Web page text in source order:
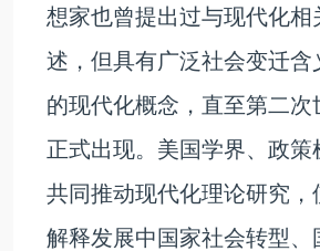
想家也曾提出过与现代化相
述，但具有广泛社会变迁含
的现代化概念，直至第二次
正式出现。美国学界、政策
共同推动现代化理论研究，
解释发展中国家社会转型、